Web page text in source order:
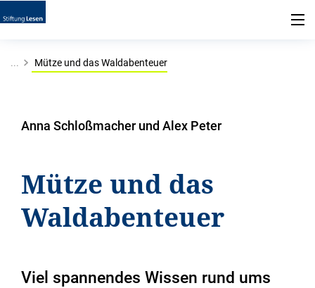
... Mütze und das Waldabenteuer
Anna Schloßmacher und Alex Peter
Mütze und das
Waldabenteuer
Viel spannendes Wissen rund ums